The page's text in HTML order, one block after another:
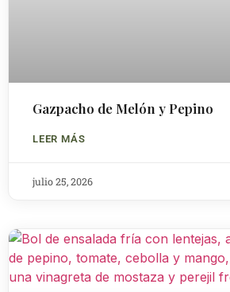
Gazpacho de Melón y Pepino
LEER MÁS
julio 25, 2026